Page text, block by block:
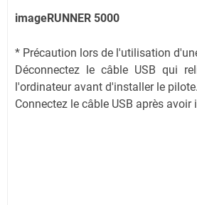
imageRUNNER 5000
* Précaution lors de l'utilisation
Déconnectez le câble USB qui
l'ordinateur avant d'installer le pilote.
Connectez le câble USB après avoir